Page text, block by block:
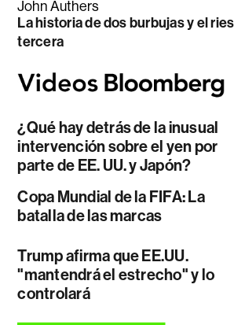
John Authers
La historia de dos burbujas y el
tercera
¿Qué hay detrás de la inusual
intervención sobre el yen por
parte de EE. UU. y Japón?
Copa Mundial de la FIFA: La
batalla de las marcas
Trump afirma que EE.UU.
"mantendrá el estrecho" y lo
controlará